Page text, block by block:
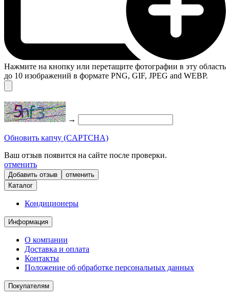
Нажмите на кнопку или перетащите фотографии в эту область
до 10 изображений в формате PNG, GIF, JPEG and WEBP.
→
Обновить капчу (CAPTCHA)
Ваш отзыв появится на сайте после проверки.
отменить
отменить
Каталог
Кондиционеры
Информация
О компании
Доставка и оплата
Контакты
Положение об обработке персональных данных
Покупателям